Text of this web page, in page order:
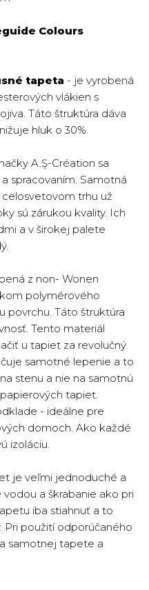
Colours
tapeta - je vyrobená
vlákien s
Táto štruktúra dáva
hluk o 30%.
A.Ş-Création sa
spracovaním. Samotná
trhu už
sú zárukou kvality. Ich
a v širokej palete
z non- Wonen
polymérového
povrchu. Táto štruktúra
Tento materiál
u tapiet za revolučný.
samotné lepenie a to
stenu a nie na samotnú
tapiet.
- ideálne pre
domoch. Ako každé
izoláciu.
je veľmi jednoduché a
a škrabanie ako pri
iba stiahnuť a to
Pri použití odporúčaného
samotnej tapete a